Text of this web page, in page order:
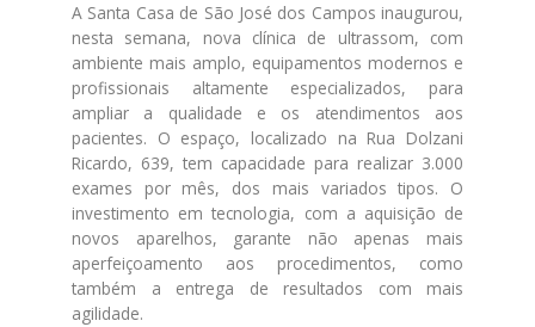
A Santa Casa de São José dos Campos inaugurou,
nesta semana, nova clínica de ultrassom, com
ambiente mais amplo, equipamentos modernos e
profissionais altamente especializados, para
ampliar a qualidade e os atendimentos aos
pacientes. O espaço, localizado na Rua Dolzani
Ricardo, 639, tem capacidade para realizar 3.000
exames por mês, dos mais variados tipos. O
investimento em tecnologia, com a aquisição de
novos aparelhos, garante não apenas mais
aperfeiçoamento aos procedimentos, como
também a entrega de resultados com mais
agilidade.